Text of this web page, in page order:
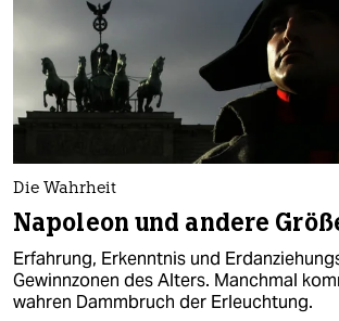
Die Wahrheit
Napoleon und andere
Erfahrung, Erkenntnis und
Gewinnzonen des Alters. Manchmal
wahren Dammbruch der Erleuchtung.